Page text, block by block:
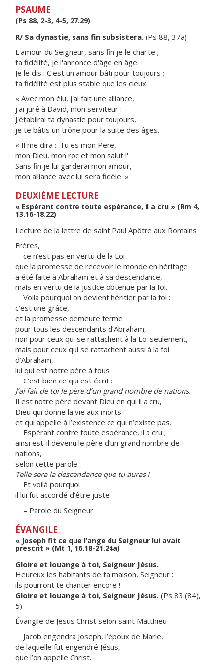
PSAUME
(Ps 88, 2-3, 4-5, 27.29)
R/ Sa dynastie, sans fin subsistera. (Ps 88, 37a)
L'amour du Seigneur, sans fin je le chante ;
ta fidélité, je l'annonce d'âge en âge.
Je le dis : C'est un amour bâti pour toujours ;
ta fidélité est plus stable que les cieux.
« Avec mon élu, j'ai fait une alliance,
j'ai juré à David, mon serviteur :
J'établirai ta dynastie pour toujours,
je te bâtis un trône pour la suite des âges.
« Il me dira : 'Tu es mon Père,
mon Dieu, mon roc et mon salut !'
Sans fin je lui garderai mon amour,
mon alliance avec lui sera fidèle. »
DEUXIÈME LECTURE
« Espérant contre toute espérance, il a cru » (Rm 4,
13.16-18.22)
Lecture de la lettre de saint Paul Apôtre aux Romains
Frères,
ce n’est pas en vertu de la Loi
que la promesse de recevoir le monde en héritage
a été faite à Abraham et à sa descendance,
mais en vertu de la justice obtenue par la foi.
Voilà pourquoi on devient héritier par la foi :
c’est une grâce,
et la promesse demeure ferme
pour tous les descendants d’Abraham,
non pour ceux qui se rattachent à la Loi seulement,
mais pour ceux qui se rattachent aussi à la foi
d’Abraham,
lui qui est notre père à tous.
C’est bien ce qui est écrit :
J’ai fait de toi le père d’un grand nombre de nations.
Il est notre père devant Dieu en qui il a cru,
Dieu qui donne la vie aux morts
et qui appelle à l’existence ce qui n’existe pas.
Espérant contre toute espérance, il a cru ;
ainsi est-il devenu le père d’un grand nombre de
nations,
selon cette parole :
Telle sera la descendance que tu auras !
Et voilà pourquoi
il lui fut accordé d’être juste.
– Parole du Seigneur.
ÉVANGILE
« Joseph fit ce que l’ange du Seigneur lui avait
prescrit » (Mt 1, 16.18-21.24a)
Gloire et louange à toi, Seigneur Jésus.
Heureux les habitants de ta maison, Seigneur :
ils pourront te chanter encore !
Gloire et louange à toi, Seigneur Jésus. (Ps 83 (84),
5)
Évangile de Jésus Christ selon saint Matthieu
Jacob engendra Joseph, l’époux de Marie,
de laquelle fut engendré Jésus,
que l’on appelle Christ.